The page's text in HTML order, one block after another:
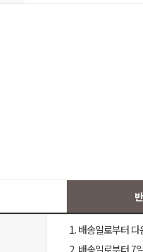
1. 배송일로부터
2. 배송일로부터 7